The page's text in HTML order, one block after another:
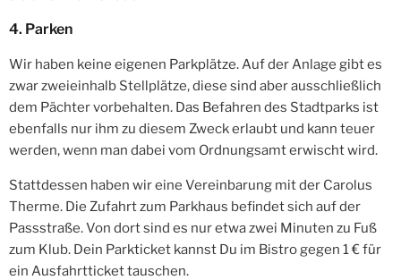
4. Parken
Wir haben keine eigenen Parkplätze. Auf der Anlage gibt es
zwar zweieinhalb Stellplätze, diese sind aber ausschließlich
dem Pächter vorbehalten. Das Befahren des Stadtparks ist
ebenfalls nur ihm zu diesem Zweck erlaubt und kann teuer
werden, wenn man dabei vom Ordnungsamt erwischt wird.
Stattdessen haben wir eine Vereinbarung mit der Carolus
Therme. Die Zufahrt zum Parkhaus befindet sich auf der
Passstraße. Von dort sind es nur etwa zwei Minuten zu Fuß
zum Klub. Dein Parkticket kannst Du im Bistro gegen 1 € für
ein Ausfahrtticket tauschen.